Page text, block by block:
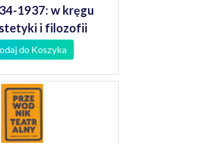
1937: w kręgu
i filozofii
do Koszyka